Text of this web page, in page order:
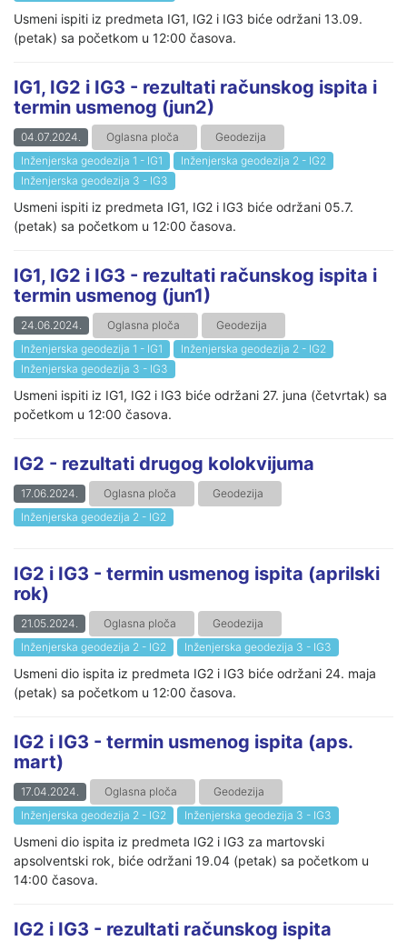
Usmeni ispiti iz predmeta IG1, IG2 i IG3 biće održani 13.09.
(petak) sa početkom u 12:00 časova.
IG1, IG2 i IG3 - rezultati računskog ispita i
termin usmenog (jun2)
04.07.2024. Oglasna ploča
Geodezija
Inženjerska geodezija 1 - IG1
Inženjerska geodezija 2 - IG2
Inženjerska geodezija 3 - IG3
Usmeni ispiti iz predmeta IG1, IG2 i IG3 biće održani 05.7.
(petak) sa početkom u 12:00 časova.
IG1, IG2 i IG3 - rezultati računskog ispita i
termin usmenog (jun1)
24.06.2024. Oglasna ploča
Geodezija
Inženjerska geodezija 1 - IG1
Inženjerska geodezija 2 - IG2
Inženjerska geodezija 3 - IG3
Usmeni ispiti iz IG1, IG2 i IG3 biće održani 27. juna (četvrtak) sa
početkom u 12:00 časova.
IG2 - rezultati drugog kolokvijuma
17.06.2024. Oglasna ploča
Geodezija
Inženjerska geodezija 2 - IG2
IG2 i IG3 - termin usmenog ispita (aprilski
rok)
21.05.2024. Oglasna ploča
Geodezija
Inženjerska geodezija 2 - IG2
Inženjerska geodezija 3 - IG3
Usmeni dio ispita iz predmeta IG2 i IG3 biće održani 24. maja
(petak) sa početkom u 12:00 časova.
IG2 i IG3 - termin usmenog ispita (aps.
mart)
17.04.2024. Oglasna ploča
Geodezija
Inženjerska geodezija 2 - IG2
Inženjerska geodezija 3 - IG3
Usmeni dio ispita iz predmeta IG2 i IG3 za martovski
apsolventski rok, biće održani 19.04 (petak) sa početkom u
14:00 časova.
IG2 i IG3 - rezultati računskog ispita